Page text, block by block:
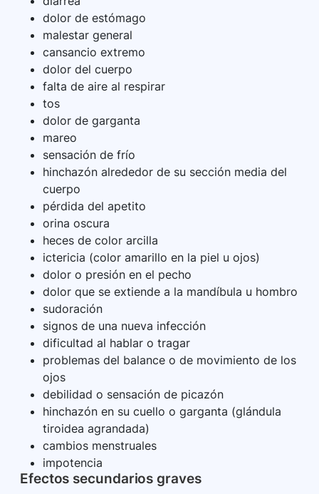
dolor de estómago
malestar general
cansancio extremo
dolor del cuerpo
falta de aire al respirar
tos
dolor de garganta
mareo
sensación de frío
hinchazón alrededor de su sección media del
cuerpo
pérdida del apetito
orina oscura
heces de color arcilla
ictericia (color amarillo en la piel u ojos)
dolor o presión en el pecho
dolor que se extiende a la mandíbula u hombro
sudoración
signos de una nueva infección
dificultad al hablar o tragar
problemas del balance o de movimiento de los
ojos
debilidad o sensación de picazón
hinchazón en su cuello o garganta (glándula
tiroidea agrandada)
cambios menstruales
impotencia
Efectos secundarios graves